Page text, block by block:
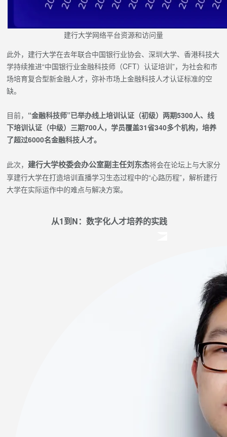
建行大学网络平台资源和访问量
此外，建行大学在去年联合中国银行业协会、深圳大学、香港科技大
学持续推进“中国银行业金融科技师（CFT）认证培训”，为社会和市
场培育复合型新金融人才，弥补市场上金融科技人才认证标准的空
缺。
目前， “金融科技师”已举办线上培训认证（初级）两期5300人、线
下培训认证（中级）三期700人，学员覆盖31省340多个机构，培养
了超过6000名金融科技人才。
此次， 建行大学校委会办公室副主任刘东杰将会在论坛上与大家分
享建行大学在打造培训直播学习生态过程中的“心路历程”，解析建行
大学在实际运作中的难点与解决方案。
从1到N：数字化人才培养的实践